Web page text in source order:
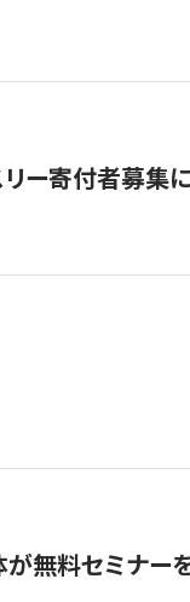
リー寄付者募集
が無料セミナー